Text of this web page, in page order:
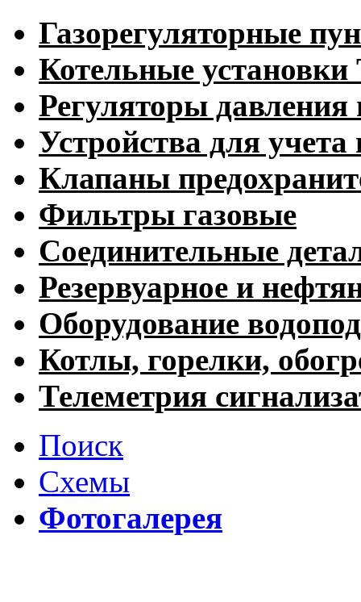
Газорегуляторные
Котельные
Регуляторы давления
Устройства для учета
Клапаны
Фильтры газовые
Соединительные
Резервуарное и
Оборудование
Котлы, горелки,
Телеметрия
Поиск
Схемы
Фотогалерея